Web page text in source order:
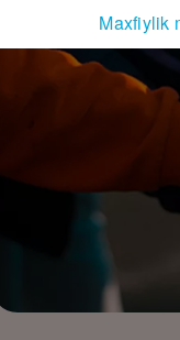
Maxfiylik